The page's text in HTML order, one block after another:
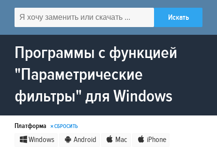
Программы с функцией
"Параметрические
фильтры" для Windows
Платформа × СБРОСИТЬ
Windows Android Mac iPhone